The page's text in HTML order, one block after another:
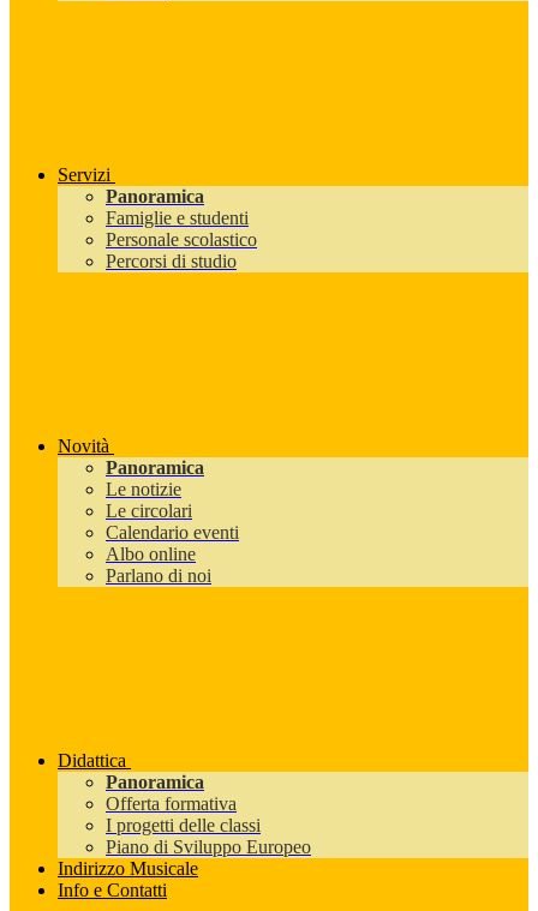
Servizi
Panoramica
Famiglie e studenti
Personale scolastico
Percorsi di studio
Novità
Panoramica
Le notizie
Le circolari
Calendario eventi
Albo online
Parlano di noi
Didattica
Panoramica
Offerta formativa
I progetti delle classi
Piano di Sviluppo Europeo
Indirizzo Musicale
Info e Contatti